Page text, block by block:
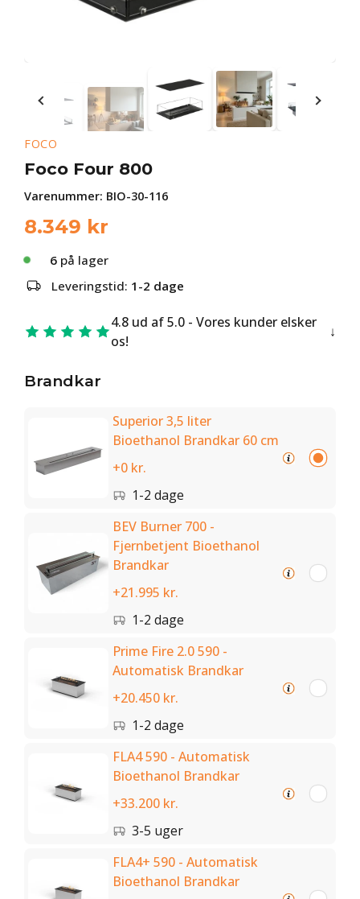
FOCO
Foco Four 800
Varenummer: BIO-30-116
8.349 kr
6 på lager
Leveringstid: 1-2 dage
4.8 ud af 5.0 - Vores kunder elsker
os!
Brandkar
Superior 3,5 liter
Bioethanol Brandkar 60 cm
+0 kr.
1-2 dage
BEV Burner 700 -
Fjernbetjent Bioethanol
Brandkar
+21.995 kr.
1-2 dage
Prime Fire 2.0 590 -
Automatisk Brandkar
+20.450 kr.
1-2 dage
FLA4 590 - Automatisk
Bioethanol Brandkar
+33.200 kr.
3-5 uger
FLA4+ 590 - Automatisk
Bioethanol Brandkar